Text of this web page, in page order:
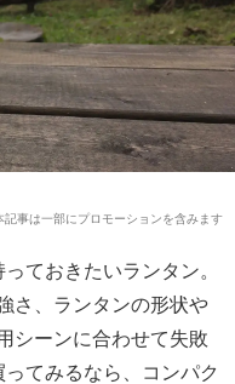
記事は一部にプロモーションを含みます
ておきたいランタン。
さ、ランタンの形状や
シーンに合わせて失敗
てみるなら、コンパク